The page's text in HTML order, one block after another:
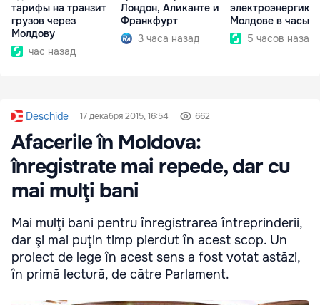
тарифы на транзит
грузов через
Молдову
час назад
Лондон, Аликанте и
Франкфурт
3 часа назад
электроэнергию
Молдове в часы
5 часов назад
Deschide 17 декабря 2015, 16:54 662
Afacerile în Moldova:
înregistrate mai repede, dar cu
mai mulţi bani
Mai mulţi bani pentru înregistrarea întreprinderii,
dar şi mai puţin timp pierdut în acest scop. Un
proiect de lege în acest sens a fost votat astăzi,
în primă lectură, de către Parlament.